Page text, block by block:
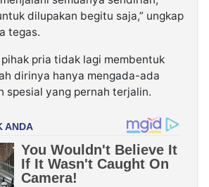
dilupakan begitu saja,” ungkap
tegas.
pria tidak lagi membentuk
dirinya hanya mengada-ada
spesial yang pernah terjalin.